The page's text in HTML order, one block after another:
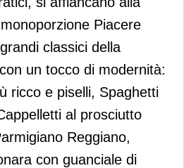
Piacere
classici della
un tocco di modernità:
ricco e piselli, Spaghetti
al prosciutto
Reggiano,
con guanciale di